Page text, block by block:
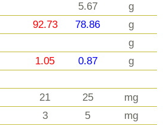
5.67
g
92.73 78.86
g
g
1.05 0.87
g
21 25
mg
3 5
mg